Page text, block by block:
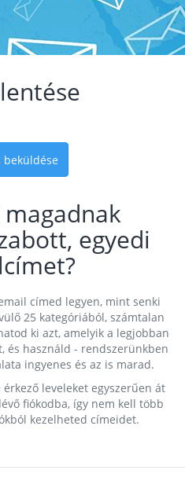
beküldése
egyedi
címed legyen, mint senki
25 kategóriából, számtalan
ki azt, amelyik a legjobban
és használd - rendszerünkben
ingyenes és az is marad.
leveleket egyszerűen át
fiókodba, így nem kell több
kezelheted címeidet.